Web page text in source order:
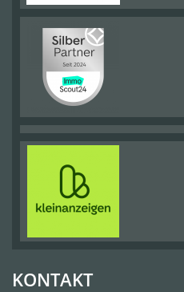
KONTAKT